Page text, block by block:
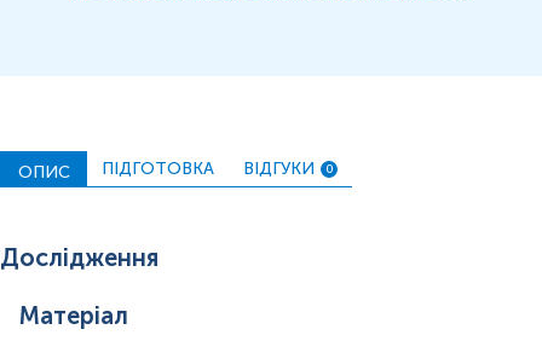
ОПИС ПІДГОТОВКА ВІДГУКИ 0
Дослідження
Матеріал